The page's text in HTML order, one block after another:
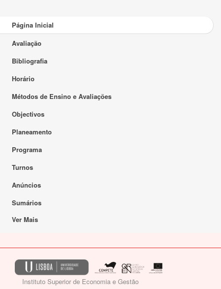
Página Inicial
Avaliação
Bibliografia
Horário
Métodos de Ensino e Avaliações
Objectivos
Planeamento
Programa
Turnos
Anúncios
Sumários
Ver Mais
Instituto Superior de Economia e Gestão